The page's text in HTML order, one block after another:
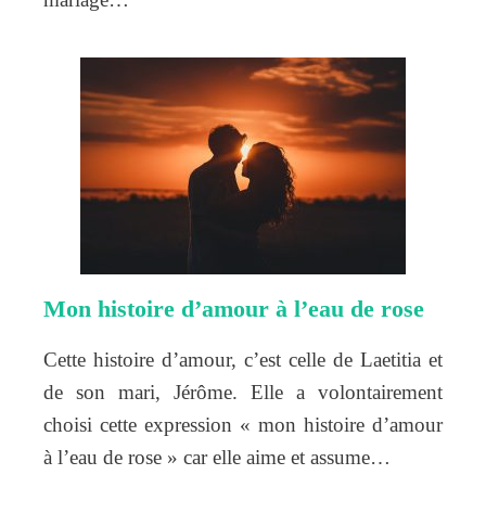
Mon histoire d’amour à l’eau de rose
Cette histoire d’amour, c’est celle de Laetitia et
de son mari, Jérôme. Elle a volontairement
choisi cette expression « mon histoire d’amour
à l’eau de rose » car elle aime et assume…